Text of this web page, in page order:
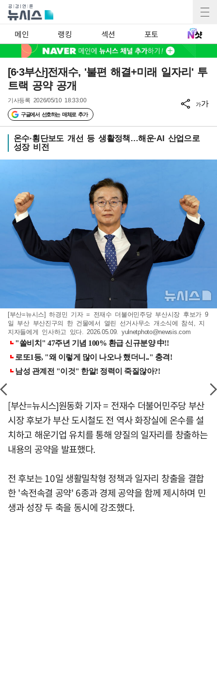
메인 랭킹 섹션 포토
[6·3부산]전재수, '불편 해결+미래 일자리' 투
트랙 공약 공개
기사등록 2026/05/10 18:33:00
구글에서 선호하는 매체로 추가
가가
온수·횡단보도 개선 등 생활정책…해운·AI 산업으로
성장 비전
[부산=뉴시스] 하경민 기자 = 전재수 더불어민주당 부산시장 후보가 9
일 부산 부산진구의 한 건물에서 열린 선거사무소 개소식에 참석, 지
지자들에게 인사하고 있다. 2026.05.09. yulnetphoto@newsis.com
[부산=뉴시스]원동화 기자 = 전재수 더불어민주당 부산
시장 후보가 부산 도시철도 전 역사 화장실에 온수를 설
치하고 해운기업 유치를 통해 양질의 일자리를 창출하는
내용의 공약을 발표했다.
전 후보는 10일 생활밀착형 정책과 일자리 창출을 결합
한 '속전속결 공약' 6종과 경제 공약을 함께 제시하며 민
생과 성장 두 축을 동시에 강조했다.